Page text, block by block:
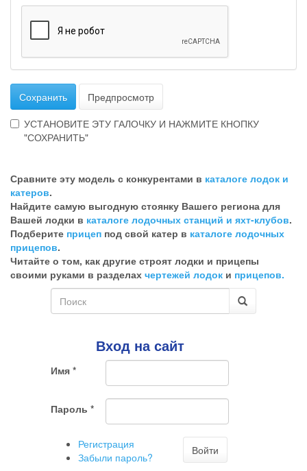
Сохранить
Предпросмотр
УСТАНОВИТЕ ЭТУ ГАЛОЧКУ И НАЖМИТЕ КНОПКУ
"СОХРАНИТЬ"
говорит
о
том,
что
Вы
хотите
ненужный
комментарий
Сравните эту модель с конкурентами в каталоге лодок и
катеров.
Найдите самую выгодную стоянку Вашего региона для
Вашей лодки в каталоге лодочных станций и яхт-клубов.
Подберите прицеп под свой катер в каталоге лодочных
прицепов.
Читайте о том, как другие строят лодки и прицепы
своими руками в разделах чертежей лодок и прицепов.
Форма
поиска
Вход на сайт
Имя *
Пароль *
Регистрация
Забыли пароль?
Войти